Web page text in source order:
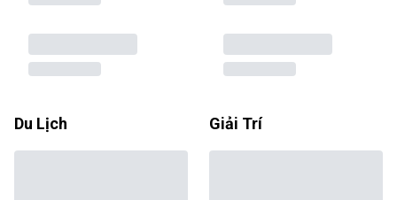
Du Lịch Giải Trí